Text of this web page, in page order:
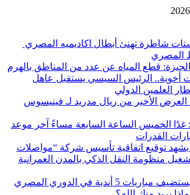
شاطرة تهنئ أبطال اكاديميه المصري
المصري
قطع المياه عن عدد من المناطق بالهرم
أخوية.. الرئيس السيسي يستقبل عاهل
العلمين الدولي
الأخير من ريال مدريد لـ فينيسوس
غدًا الخميس الساعة السابعة مساءً آخر موعد
القدرات
يشهد توقيع اتفاقية تأسيس شركة “مواصلات
منظومة النقل الذكي بالمدن العمرانية
5 أندية في الدوري المصري